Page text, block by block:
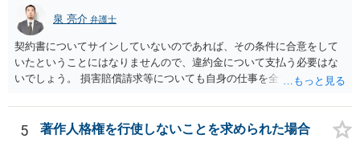
越的地位の濫⽤に関して，不当に不利益を与えるか否かは，課される
義務等の内容や期間が⽬的に照らして過⼤であるか，与える不利益の
程度，代償措置の有無やその⽔準，あらかじめ⼗分な協議が⾏われた
か等を考慮の上，個別具体的に判断される」という指摘もなされてい
るので、ご事案に応じ、挙げられている事情を具体的に検討して行く
必要があります。 なお、退所等で事務所側と揉めるようであれば、弁
護士に直接相談・依頼し、事務所側と交渉にあたってもらう方法もあ
るかと思います。 （参考）「⼈材分野における公正取引委員会の取
組」（令和元年９月２５日 公正取引委員会）６頁 https://www.jftc.g
泉 亮介 弁護士
契約書についてサインしていないのであれば、その条件に合意をして
いたということにはなりませんので、違約金について支払う必要はな
いでしょう。 損害賠償請求等についても自身の仕事を全て処理してか
5 著作人格権を行使しないことを求められた場合